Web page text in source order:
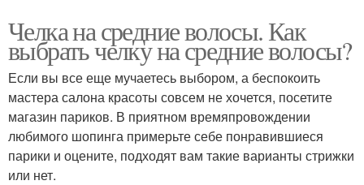
Челка на средние волосы. Как
выбрать челку на средние волосы?
Если вы все еще мучаетесь выбором, а беспокоить
мастера салона красоты совсем не хочется, посетите
магазин париков. В приятном времяпровождении
любимого шопинга примерьте себе понравившиеся
парики и оцените, подходят вам такие варианты стрижки
или нет.